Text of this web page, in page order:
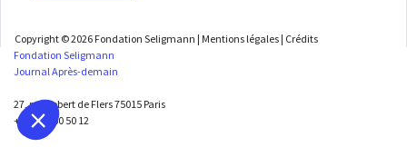
Copyright © 2026 Fondation Seligmann | Mentions légales | Crédits
Fondation Seligmann
Journal Après-demain
27, rue Robert de Flers 75015 Paris
+33 1 45 50 50 12